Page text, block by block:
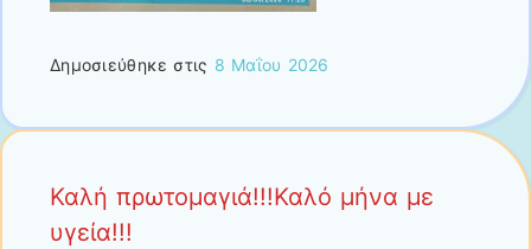
Δημοσιεύθηκε στις 8 Μαΐου 2026
Καλή πρωτομαγιά!!!Καλό μήνα με
υγεία!!!